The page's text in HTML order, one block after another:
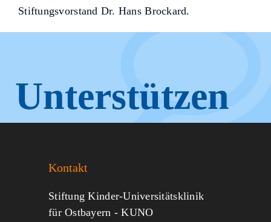
Stiftungsvorstand Dr. Hans Brockard.
Unterstützen
Jeder kann helfen.
Kontakt
Stiftung Kinder-Universitätsklinik
für Ostbayern - KUNO